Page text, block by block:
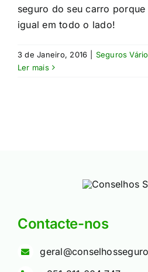
seguro do seu carro
igual em todo o lado!​
3 de Janeiro, 2016 Seguros
Ler mais
Contacte-nos